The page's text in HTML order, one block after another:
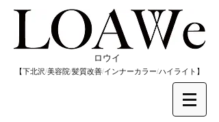
​ロウイ
​【下北沢/美容院/髪質改善/インナーカラー/​ハイライト】